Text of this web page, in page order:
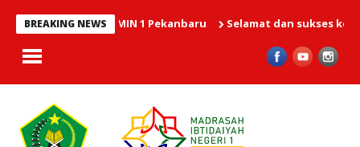
BREAKING NEWSSelamat dan sukses kepada 41 siswa-siswi MIN 1